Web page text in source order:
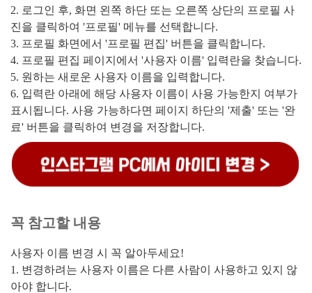
2. 로그인 후, 화면 왼쪽 하단 또는 오른쪽 상단의 프로필 사
진을 클릭하여 '프로필' 메뉴를 선택합니다.
3. 프로필 화면에서 '프로필 편집' 버튼을 클릭합니다.
4. 프로필 편집 페이지에서 '사용자 이름' 입력란을 찾습니다.
5. 원하는 새로운 사용자 이름을 입력합니다.
6. 입력란 아래에 해당 사용자 이름이 사용 가능한지 여부가
표시됩니다. 사용 가능하다면 페이지 하단의 '제출' 또는 '완
료' 버튼을 클릭하여 변경을 저장합니다.
꼭 참고할 내용
사용자 이름 변경 시 꼭 알아두세요!
1. 변경하려는 사용자 이름은 다른 사람이 사용하고 있지 않
아야 합니다.